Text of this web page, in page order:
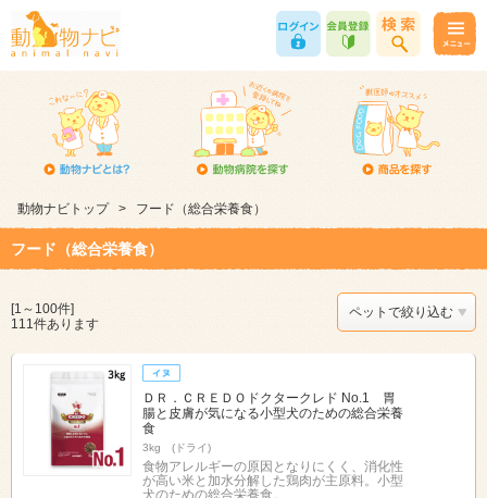
動物ナビトップ > フード（総合栄養食）
フード（総合栄養食）
[1～100件]
111件あります
ペットで絞り込む
ＤＲ．ＣＲＥＤＯドクタークレド No.1 胃
腸と皮膚が気になる小型犬のための総合栄養
食
3kg (ドライ)
食物アレルギーの原因となりにくく、消化性
が高い米と加水分解した鶏肉が主原料。小型
犬のための総合栄養食。